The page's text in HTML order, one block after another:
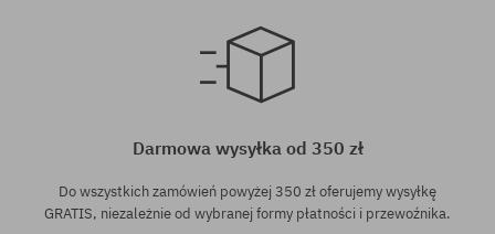
XS-S
Darmowa wysyłka od 350 zł
Do wszystkich zamówień powyżej 350 zł oferujemy wysyłkę
GRATIS, niezależnie od wybranej formy płatności i przewoźnika.